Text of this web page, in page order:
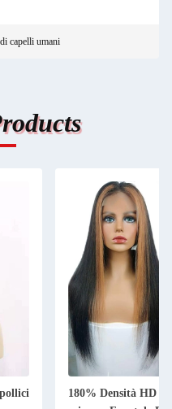
capelli umani
180% Densità HD